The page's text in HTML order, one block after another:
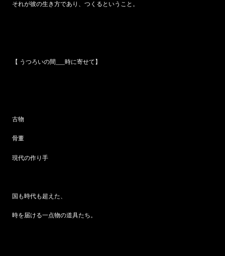
それが彼の生き方であり、つくるということ。
【 うつろいの間___時に寄せて】
古物
骨董
現代の作り手
国も時代も超えた、
時を届ける一点物の道具たち。